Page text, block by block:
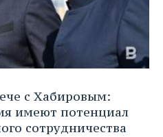
с Хабировым:
имеют потенциал
сотрудничества